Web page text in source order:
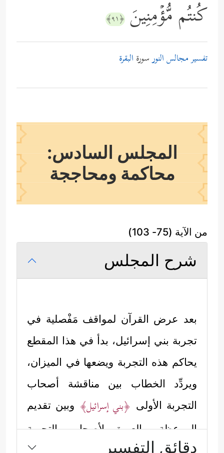
كُنتُم مُّؤۡمِنِینَ ﴿٩١﴾
تفسير مجالس النورسورة البقرة
المجلس السادس:
محاكمة ومحاججة
من الآية (75- 103)
شرح المجلس
بعد عرض القرآن لمواقف مَفْصلية في
تجربة بني إسرائيل، بدأ في هذا المقطع
يحاكم هذه التجربة ويضعها في الميزان،
ويردِّد الخطاب بين مناقشة أصحاب
التجربة الأولى ﴿بني إسرائيل﴾ وبين تقديم
الموعظة والعبرة لأصحاب التجربة
الجديدة
:
دقائق التفسير